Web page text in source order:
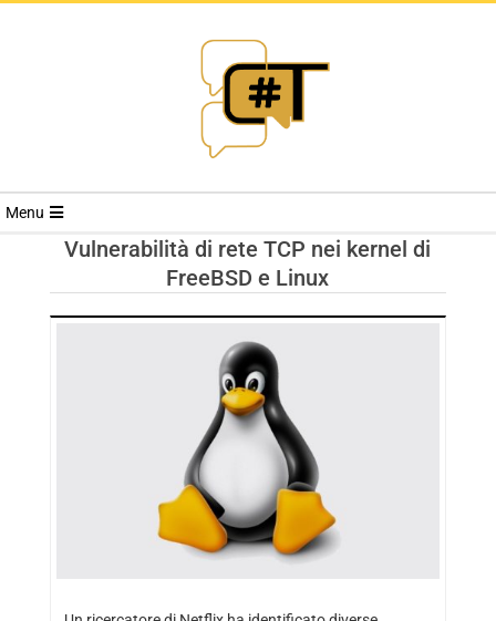
RIVISTA
TRENDS
Menu
Vulnerabilità di rete TCP nei kernel di
FreeBSD e Linux